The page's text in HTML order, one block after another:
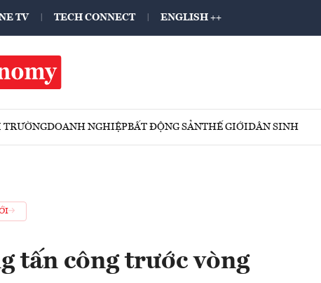
TV TECH CONNECT ENGLISH ++
DOANH NGHIỆPBẤT ĐỘNG SẢNTHẾ GIỚIDÂN SINH
tấn công trước vòng